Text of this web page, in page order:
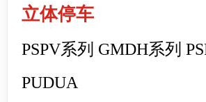
立体停车
PSPV系列 GMDH系列
PUDUA